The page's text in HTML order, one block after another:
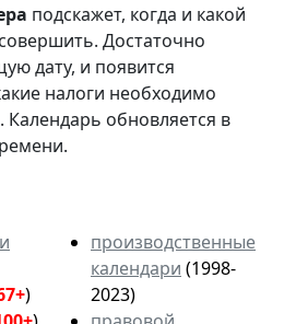
подскажет, когда и какой
Достаточно
дату, и появится
налоги необходимо
Календарь обновляется в
)
производственные
календари (1998-
2023)